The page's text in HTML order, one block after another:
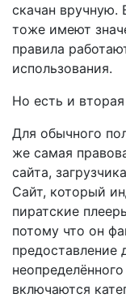
скачан вручную.
тоже имеют
правила
использования.
Но есть и
Для обычного
же самая
сайта,
Сайт, который
пиратские
потому что он
предоставление
включаются